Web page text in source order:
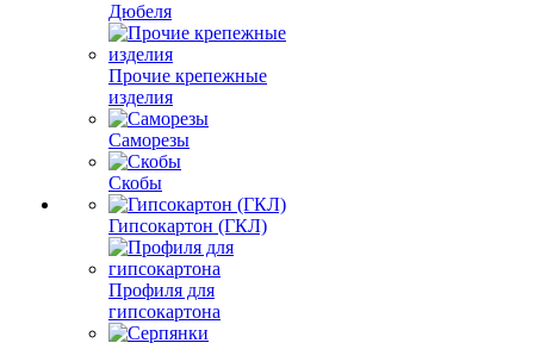
Дюбеля
Прочие крепежные
изделия
Саморезы
Скобы
Гипсокартон (ГКЛ)
Профиля для
гипсокартона